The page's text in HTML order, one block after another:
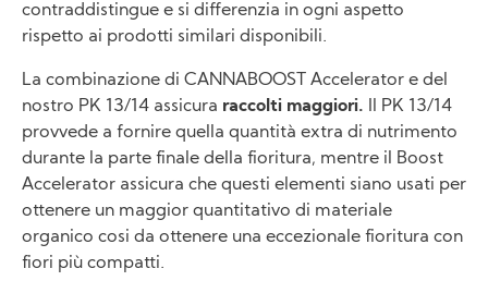
contraddistingue e si differenzia in ogni aspetto
rispetto ai prodotti similari disponibili.
La combinazione di CANNABOOST Accelerator e del
nostro PK 13/14 assicura raccolti maggiori. Il PK 13/14
provvede a fornire quella quantità extra di nutrimento
durante la parte finale della fioritura, mentre il Boost
Accelerator assicura che questi elementi siano usati per
ottenere un maggior quantitativo di materiale
organico cosi da ottenere una eccezionale fioritura con
fiori più compatti.